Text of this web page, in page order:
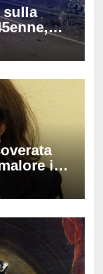
sulla
suv e
in
l’ex